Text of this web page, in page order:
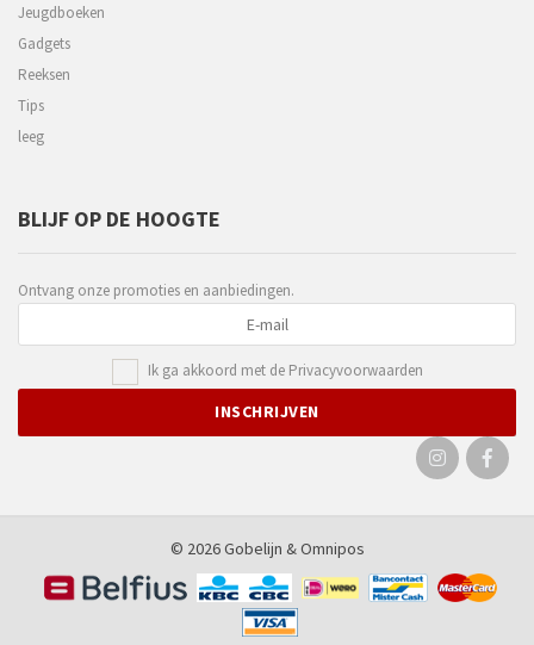
Jeugdboeken
Gadgets
Reeksen
Tips
leeg
BLIJF OP DE HOOGTE
Ontvang onze promoties en aanbiedingen.
Ik ga akkoord met de Privacyvoorwaarden
© 2026 Gobelijn &Omnipos